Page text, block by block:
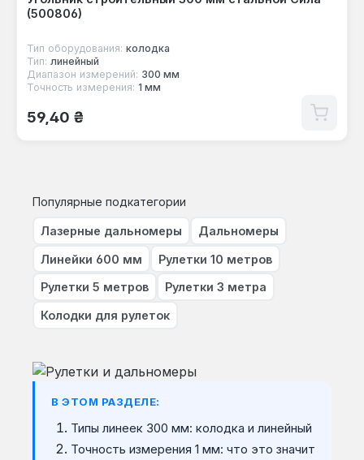
(500806)
Тип оборудования: колодка
Тип: линейный
Диапазон измерений: 300 мм
Точность измерения: 1 мм
Обычная цена:
59,40 ₴
Популярные подкатегории
Лазерные дальномеры Дальномеры
Линейки 600 мм Рулетки 10 метров
Рулетки 5 метров Рулетки 3 метра
Колодки для рулеток
В ЭТОМ РАЗДЕЛЕ:
Типы линеек 300 мм: колодка и линейный
Точность измерения 1 мм: что это значит